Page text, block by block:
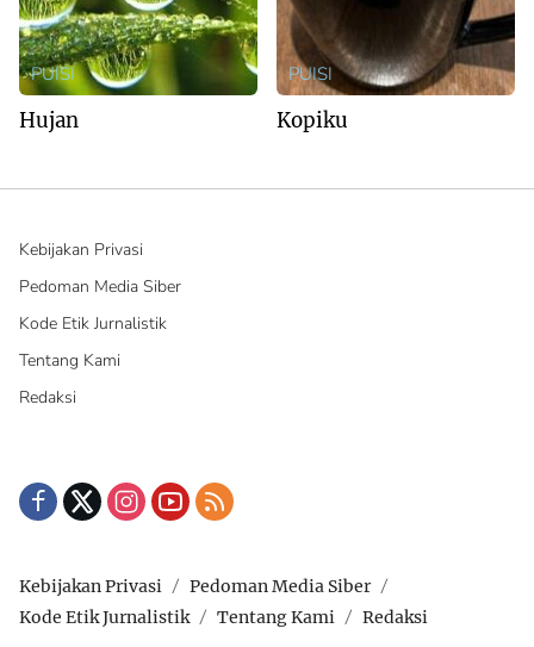
PUISI
Hujan
PUISI
Kopiku
Kebijakan Privasi
Pedoman Media Siber
Kode Etik Jurnalistik
Tentang Kami
Redaksi
Kebijakan Privasi
Pedoman Media Siber
Kode Etik Jurnalistik
Tentang Kami Redaksi